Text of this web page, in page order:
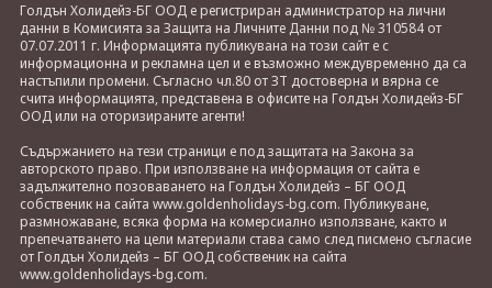
Голдън Холидейз-БГ ООД е регистриран администратор на лични
данни в Комисията за Защита на Личните Данни под № 310584 от
07.07.2011 г. Информацията публикувана на този сайт е с
информационна и рекламна цел и е възможно междувременно да са
настъпили промени. Съгласно чл.80 от ЗТ достоверна и вярна се
счита информацията, представена в офисите на Голдън Холидейз-БГ
ООД или на оторизираните агенти!
Съдържанието на тези страници е под защитата на Закона за
авторското право. При използване на информация от сайта е
задължително позоваването на Голдън Холидейз – БГ ООД
собственик на сайта www.goldenholidays-bg.com. Публикуване,
размножаване, всяка форма на комерсиално използване, както и
препечатването на цели материали става само след писмено съгласие
от Голдън Холидейз – БГ ООД собственик на сайта
www.goldenholidays-bg.com.